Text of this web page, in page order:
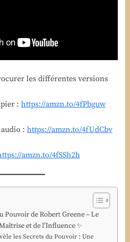
les différentes versions
: https://amzn.to/4fPbguw
: https://amzn.to/4fUdCbv
amzn.to/4fSSh2h
Pouvoir de Robert Greene – Le
et de l’Influence ✨
les Secrets du Pouvoir : Une